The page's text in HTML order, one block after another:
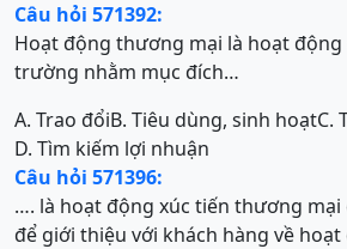
Câu hỏi 571392:
Hoạt động thương mại là hoạt
trường nhằm mục đích…
A. Trao đổiB. Tiêu dùng, sinh hoạtC.
D. Tìm kiếm lợi nhuận
Câu hỏi 571396:
…. là hoạt động xúc tiến thương
để giới thiệu với khách hàng về